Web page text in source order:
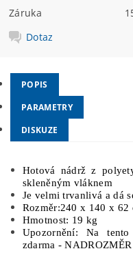
Záruka
Dotaz
POPIS
PARAMETRY
DISKUZE
Hotová nádrž z
skleněným vláknem
Je velmi trvanlivá a dá
Rozměr:240 x 140 x 62
Hmotnost: 19 kg
Upozornění: Na
zdarma - NADROZMĚR